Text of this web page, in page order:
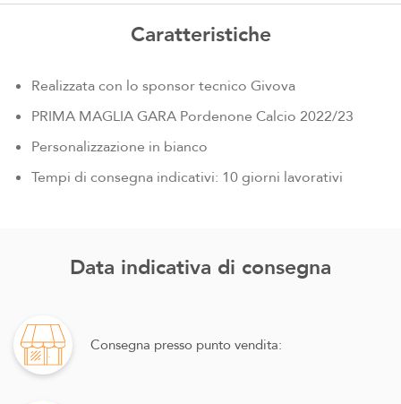
Caratteristiche
Realizzata con lo sponsor tecnico Givova
PRIMA MAGLIA GARA Pordenone Calcio 2022/23
Personalizzazione in bianco
Tempi di consegna indicativi: 10 giorni lavorativi
Data indicativa di consegna
Consegna presso punto vendita: